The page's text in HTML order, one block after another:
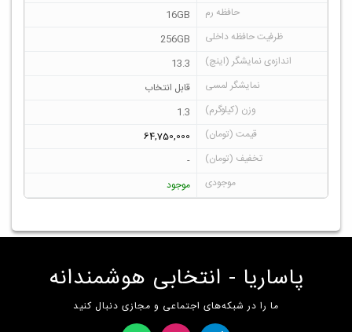
16GB
256GB
13.3
قابل انتخاب
1.3
64,750,000
-
موجود
پاساریا - انتخابی هوشمندانه
ما را در شبکه‌های اجتماعی و مجازی دنبال کنید